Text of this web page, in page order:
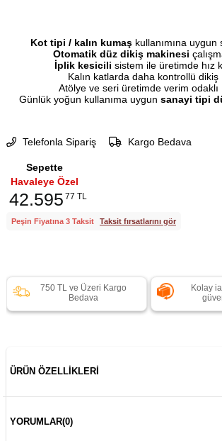
Kot tipi / kalın kumaş kullanımına uygun
Otomatik düz dikiş makinesi
İplik kesicili sistem ile üretimde hız
Kalın katlarda daha kontrollü dikiş
Atölye ve seri üretimde verim odaklı
Günlük yoğun kullanıma uygun sanayi tipi
Telefonla Sipariş Kargo Bedava
Sepette
Havaleye Özel
42.595 77 TL
Peşin Fiyatına 3 Taksit Taksit fırsatlarını gör
750 TL ve Üzeri Kargo
Bedava
Kolay
ÜRÜN ÖZELLIKLERI
YORUMLAR(0)